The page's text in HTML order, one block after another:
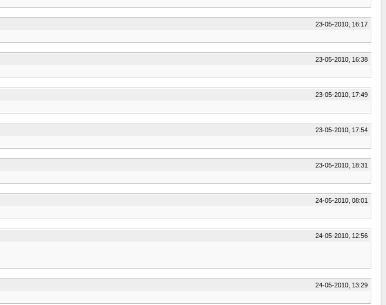
23-05-2010, 16:17
23-05-2010, 16:38
23-05-2010, 17:49
23-05-2010, 17:54
23-05-2010, 18:31
24-05-2010, 08:01
24-05-2010, 12:56
24-05-2010, 13:29